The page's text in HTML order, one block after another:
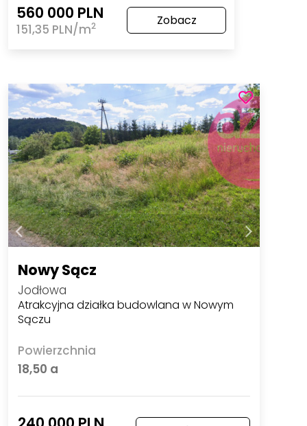
560 000 PLN
151,35 PLN/m2 Zobacz
Nowy Sącz
Jodłowa
Atrakcyjna działka budowlana w Nowym
Sączu
Powierzchnia
18,50 a